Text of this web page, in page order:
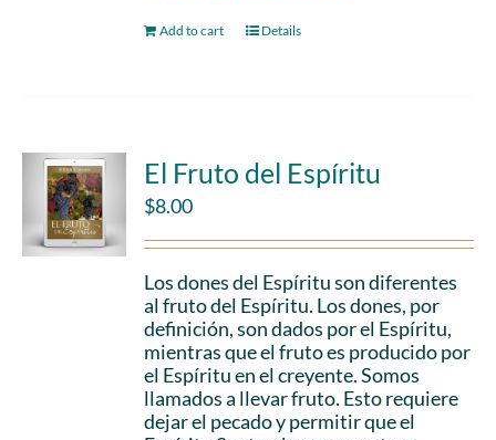
Add to cart Details
El Fruto del Espíritu
$8.00
Los dones del Espíritu son diferentes
al fruto del Espíritu. Los dones, por
definición, son dados por el Espíritu,
mientras que el fruto es producido por
el Espíritu en el creyente. Somos
llamados a llevar fruto. Esto requiere
dejar el pecado y permitir que el